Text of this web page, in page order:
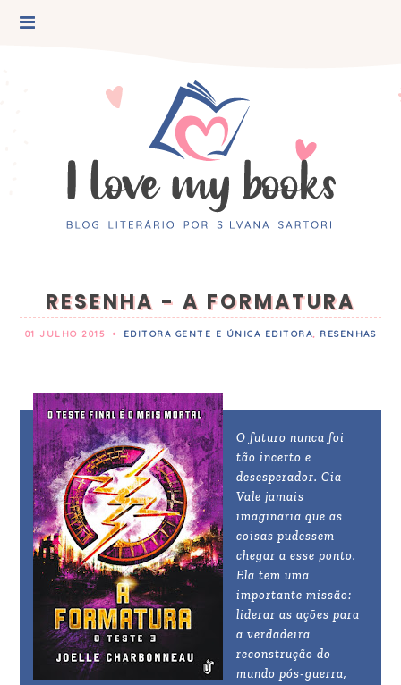
RESENHA - A FORMATURA
01 JULHO 2015 • EDITORA GENTE E ÚNICA EDITORA, RESENHAS
O futuro nunca foi
tão incerto e
desesperador. Cia
Vale jamais
imaginaria que as
coisas pudessem
chegar a esse ponto.
Ela tem uma
importante missão:
liderar as ações para
a verdadeira
reconstrução do
mundo pós-guerra,